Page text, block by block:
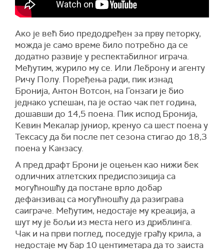
Ако је већ био предодређен за прву петорку,
можда је само време било потребно да се
додатно развије у респектабилног играча.
Међутим, журило му се. Или Леброну и агенту
Ричу Полу. Поређења ради, пик изнад
Бронија, Антон Вотсон, на Гонзаги је био
једнако успешан, па је остао чак пет година,
дошавши до 14,5 поена. Пик испод Бронија,
Кевин Мекалар јуниор, кренуо са шест поена у
Тексасу да би после пет сезона стигао до 18,3
поена у Канзасу.
А пред драфт Брони је оцењен као нижи бек
одличних атлетских предиспозиција са
могућношћу да постане врло добар
дефанзивац са могућношћу да разиграва
саиграче. Међутим, недостаје му креација, а
шут му је бољи из места него из дриблинга.
Чак и на први поглед, поседује грађу крила, а
недостаје му бар 10 центиметара да то заиста